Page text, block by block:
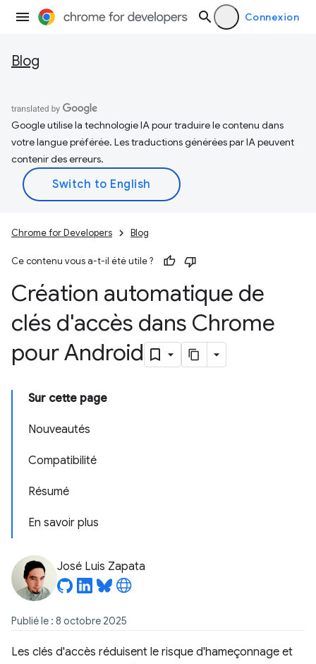
Connexion
Blog
Google utilise la technologie IA pour traduire le contenu dans
votre langue préférée. Les traductions générées par IA peuvent
contenir des erreurs.
Chrome for Developers Blog
Ce contenu vous a-t-il été utile ?
Création automatique de
clés d'accès dans Chrome
pour Android
Sur cette page
Nouveautés
Compatibilité
Résumé
En savoir plus
José Luis Zapata
Publié le : 8 octobre 2025
Les clés d'accès réduisent le risque d'hameçonnage et